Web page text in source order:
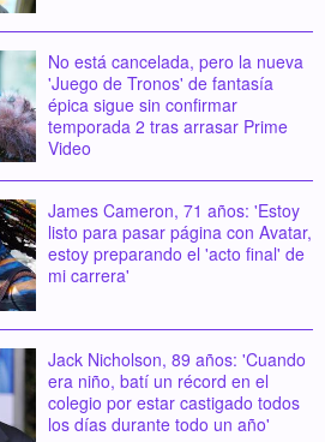
No está cancelada, pero la nueva
'Juego de Tronos' de fantasía
épica sigue sin confirmar
temporada 2 tras arrasar Prime
Video
James Cameron, 71 años: 'Estoy
listo para pasar página con Avatar,
estoy preparando el 'acto final' de
mi carrera'
Jack Nicholson, 89 años: 'Cuando
era niño, batí un récord en el
colegio por estar castigado todos
los días durante todo un año'